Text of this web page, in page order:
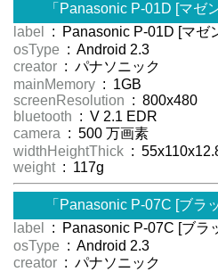
「Panasonic P-01D [マゼ
label
: Panasonic P-01D [マゼ
osType : Android 2.3
creator : パナソニック
mainMemory : 1GB
screenResolution : 800x480
bluetooth : V 2.1 EDR
camera : 500 万画素
widthHeightThick :
weight : 117g
「Panasonic P-07C [ブラ
label
: Panasonic P-07C [ブラ
osType : Android 2.3
creator : パナソニック